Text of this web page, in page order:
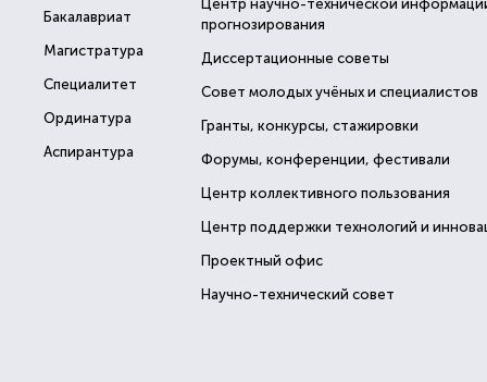
Бакалавриат
Магистратура
Специалитет
Ординатура
Аспирантура
Центр научно-технической
прогнозирования
Диссертационные советы
Совет молодых учёных и специалистов
Гранты, конкурсы, стажировки
Форумы, конференции, фестивали
Центр коллективного пользования
Центр поддержки технологий и
Проектный офис
Научно-технический совет